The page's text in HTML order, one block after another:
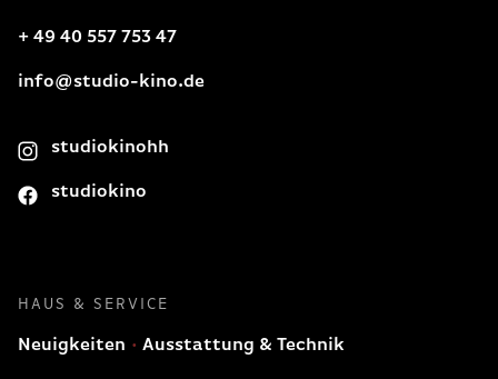
+ 49 40 557 753 47
info@studio-kino.de
studiokinohh
studiokino
HAUS & SERVICE
Neuigkeiten Ausstattung & Technik